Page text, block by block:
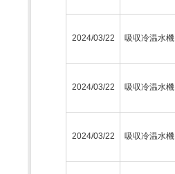
2024/03/22 吸収冷温水機
2024/03/22 吸収冷温水機
2024/03/22 吸収冷温水機